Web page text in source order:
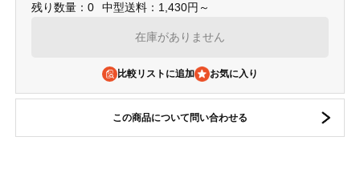
残り数量：0 中型送料：1,430円～
在庫がありません
比較リストに追加
この商品について問い合わせる